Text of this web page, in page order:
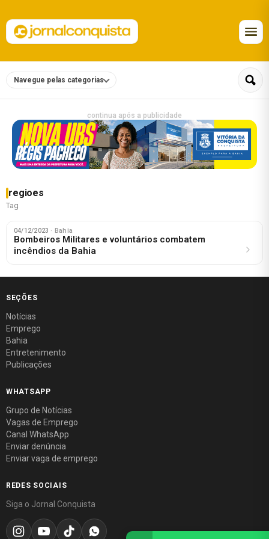
Navegue pelas categorias
continua após a publicidade
regioes
Tag
04/12/2023 · Bahia
Bombeiros Militares e voluntários combatem
incêndios da Bahia
SEÇÕES
Notícias
Emprego
Bahia
Entretenimento
Publicações
WHATSAPP
Grupo de Notícias
Vagas de Emprego
Canal WhatsApp
Enviar denúncia
Enviar vaga de emprego
REDES SOCIAIS
Siga o Jornal Conquista